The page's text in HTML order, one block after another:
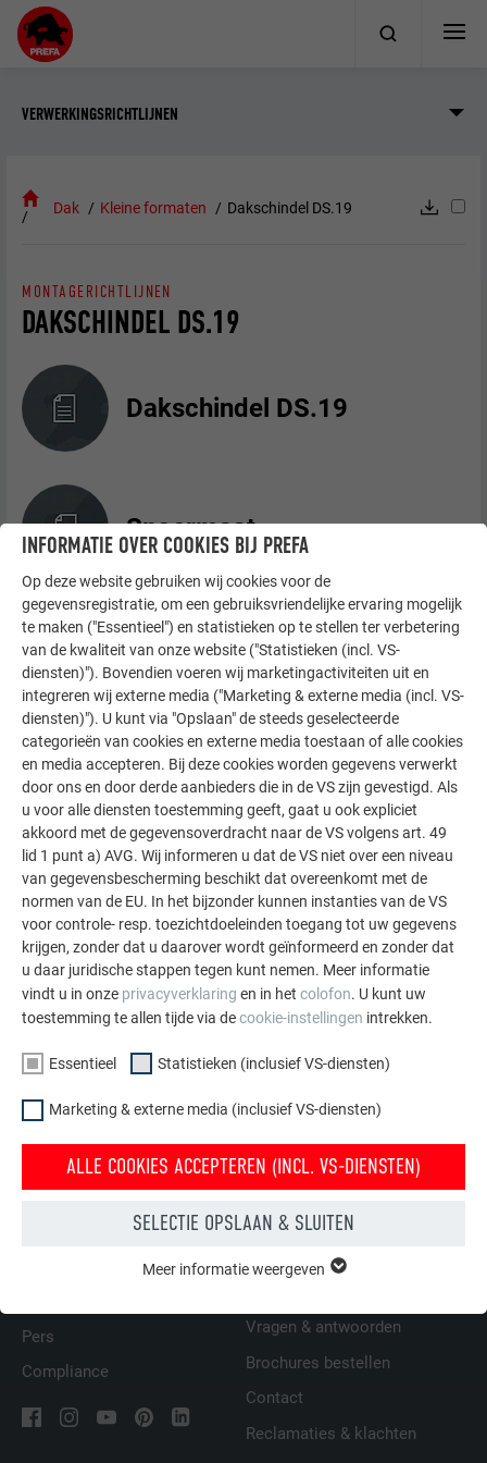
VERWERKINGSRICHTLIJNEN
Dak Kleine formaten Dakschindel DS.19
DAKSCHINDEL DS.19
MONTAGERICHTLIJNEN
Dakschindel DS.19
Snoermaat
Dekrichting en bevestiging
Verwerking
Een dakschindel DS.19
vervangen
Montagegebied
TERUG
FAMILIEBEDRIJF | PREFA
Pers
Compliance
WIJ HELPEN U
Dakdekkers bij u in de buurt
Vragen & antwoorden
Brochures bestellen
Contact
Reclamaties & klachten
INFORMATIE OVER COOKIES BIJ PREFA
Op deze website gebruiken wij cookies voor de
gegevensregistratie, om een gebruiksvriendelijke ervaring mogelijk
te maken ("Essentieel") en statistieken op te stellen ter verbetering
van de kwaliteit van onze website ("Statistieken (incl. VS-
diensten)"). Bovendien voeren wij marketingactiviteiten uit en
integreren wij externe media ("Marketing & externe media (incl. VS-
diensten)"). U kunt via "Opslaan" de steeds geselecteerde
categorieën van cookies en externe media toestaan of alle cookies
en media accepteren. Bij deze cookies worden gegevens verwerkt
door ons en door derde aanbieders die in de VS zijn gevestigd. Als
u voor alle diensten toestemming geeft, gaat u ook expliciet
akkoord met de gegevensoverdracht naar de VS volgens art. 49
lid 1 punt a) AVG. Wij informeren u dat de VS niet over een niveau
van gegevensbescherming beschikt dat overeenkomt met de
normen van de EU. In het bijzonder kunnen instanties van de VS
voor controle- resp. toezichtdoeleinden toegang tot uw gegevens
krijgen, zonder dat u daarover wordt geïnformeerd en zonder dat
u daar juridische stappen tegen kunt nemen. Meer informatie
vindt u in onze privacyverklaring en in het colofon. U kunt uw
toestemming te allen tijde via decookie-instellingen intrekken.
Essentieel Statistieken (inclusief VS-diensten)
Marketing & externe media (inclusief VS-diensten)
ALLE COOKIES ACCEPTEREN (INCL. VS-DIENSTEN)
SELECTIE OPSLAAN & SLUITEN
van de website. Hierdoor wordt gewaarborgd dat de website
onberispelijk werkt.
Cookie-informatie weergeven
STATISTIEKEN (INCLUSIEF VS-DIENSTEN)
Meer informatie weergeven